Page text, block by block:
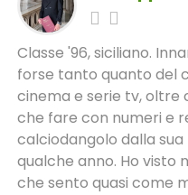
Classe '96, siciliano.
forse tanto quanto del
cinema e serie tv, oltre
che fare con numeri e
calciodangolo dalla
qualche anno. Ho visto
che sento quasi come